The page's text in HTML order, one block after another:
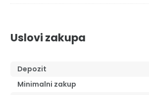
Uslovi zakupa
Depozit
Minimalni zakup